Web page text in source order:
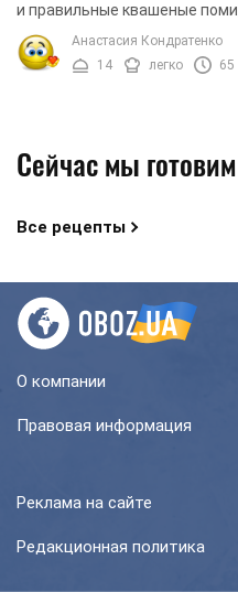
и правильные квашеные
понравится вашим родным. А
главное, что вы узнаете ...
Анастасия Кондратенко
14
легко 65
Сейчас мы готовим
Все рецепты
О компании
Правовая информация
Реклама на сайте
Редакционная политика